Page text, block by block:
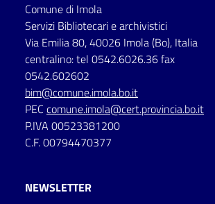
Comune di Imola
Servizi Bibliotecari e archivistici
Via Emilia 80, 40026 Imola (Bo), Italia
centralino: tel 0542.6026.36 fax
0542.602602
bim@comune.imola.bo.it
PEC comune.imola@cert.provincia.bo.it
P.IVA 00523381200
C.F. 00794470377
NEWSLETTER